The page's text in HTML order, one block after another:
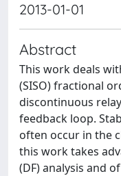
2013-01-01
Abstract
This work deals
(SISO) fractional
discontinuous
feedback loop.
often occur in the
this work takes
(DF) analysis and